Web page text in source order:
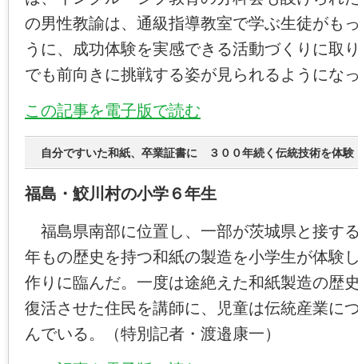
の男性教諭は、通級指導教室で学ぶ生徒がも
うに、成功体験を実感できる活動づくりに取
でも前向きに挑戦する姿が見られるようにな
この記事を電子版で読む
自分ですいた和紙、卒業証書に ３００年続く伝統技術を体験
福島・鮫川村の小学６年生
福島県南部に位置し、一部が茨城県と接す
年もの歴史を持つ和紙の製造を小学生が体験
作りに臨んだ。一度は途絶えた和紙製造の歴
復活させた住民を講師に、児童は伝統産業に
んでいる。（特別記者・渡邉康一）